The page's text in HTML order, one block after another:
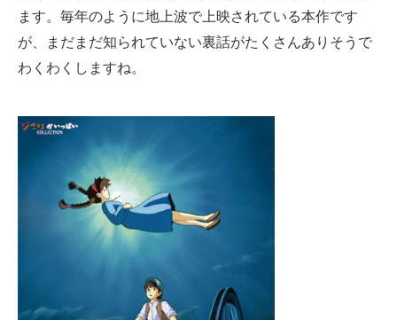
ます。毎年のように地上波で上映されている本作です
が、まだまだ知られていない裏話がたくさんありそうで
わくわくしますね。